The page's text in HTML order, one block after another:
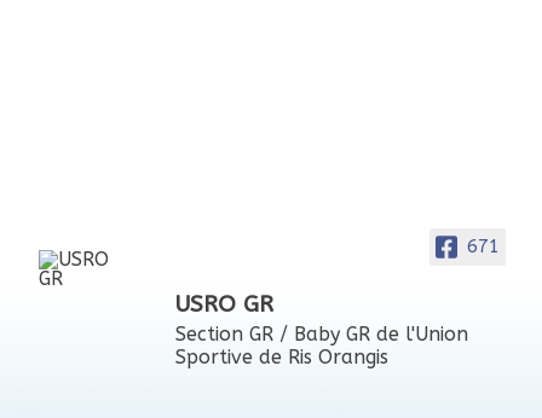
671
USRO GR
Section GR / Baby GR de l'Union
Sportive de Ris Orangis